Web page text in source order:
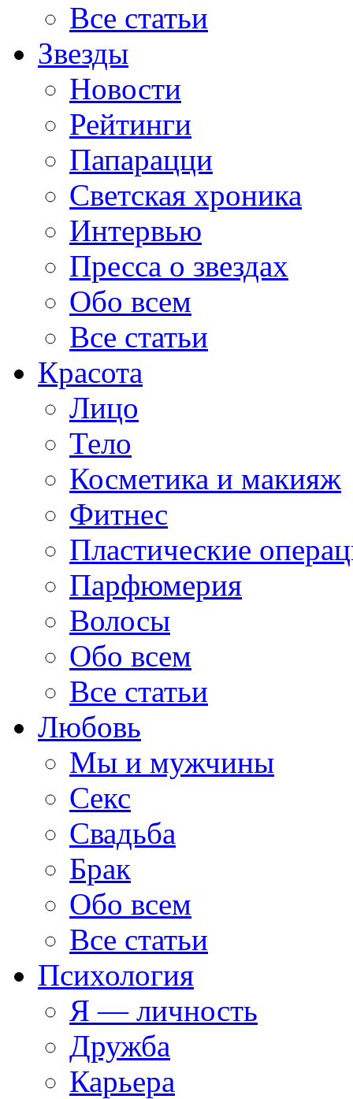
Все статьи
Звезды
Новости
Рейтинги
Папарацци
Светская хроника
Интервью
Пресса о звездах
Обо всем
Все статьи
Красота
Лицо
Тело
Косметика и макияж
Фитнес
Пластические
Парфюмерия
Волосы
Обо всем
Все статьи
Любовь
Мы и мужчины
Секс
Свадьба
Брак
Обо всем
Все статьи
Психология
Я — личность
Дружба
Карьера